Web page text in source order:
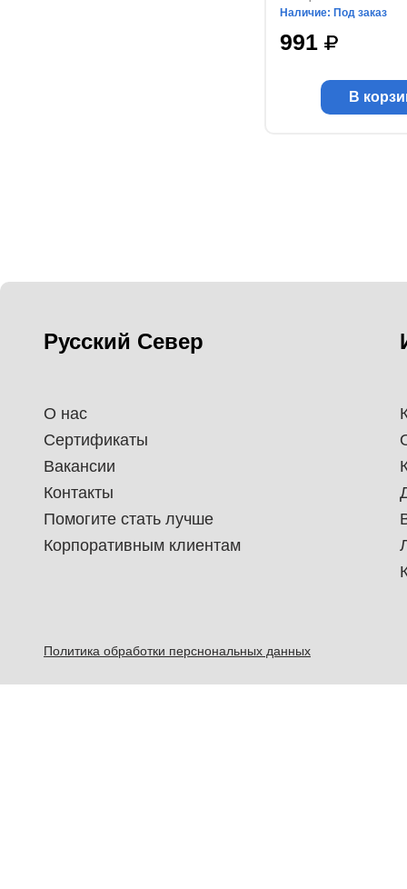
Наличие: Под заказ
991
В
Русский Север
О нас
Сертификаты
Вакансии
Контакты
Помогите стать лучше
Корпоративным клиентам
Политика обработки перснональных данных